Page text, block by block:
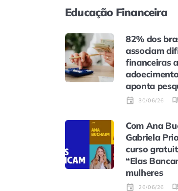
Educação Financeira
82% dos
associam
financeiras
aponta
30/06/26
Com Ana
Gabriela
curso
“Elas
mulheres
26/06/26